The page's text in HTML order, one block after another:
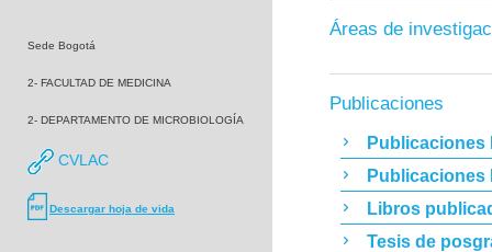
Sede Bogotá
2- FACULTAD DE MEDICINA
2- DEPARTAMENTO DE MICROBIOLOGÍA
CVLAC
Descargar hoja de vida
Áreas de
Publicaciones
Publicaciones
Publicaciones
Libros
Tesis de